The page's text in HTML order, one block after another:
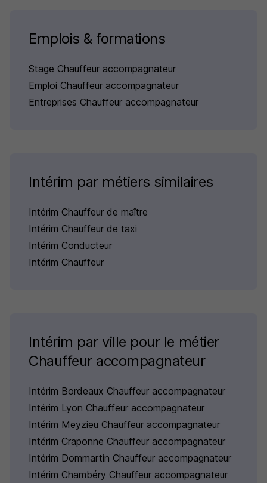
Emplois & formations
Stage Chauffeur accompagnateur
Emploi Chauffeur accompagnateur
Entreprises Chauffeur accompagnateur
Intérim par métiers similaires
Intérim Chauffeur de maître
Intérim Chauffeur de taxi
Intérim Conducteur
Intérim Chauffeur
Intérim par ville pour le métier
Chauffeur accompagnateur
Intérim Bordeaux Chauffeur accompagnateur
Intérim Lyon Chauffeur accompagnateur
Intérim Meyzieu Chauffeur accompagnateur
Intérim Craponne Chauffeur accompagnateur
Intérim Dommartin Chauffeur accompagnateur
Intérim Chambéry Chauffeur accompagnateur